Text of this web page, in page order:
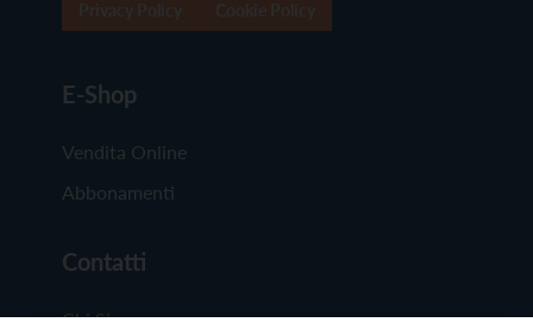
E-Shop
Vendita Online
Abbonamenti
Contatti
Chi Siamo